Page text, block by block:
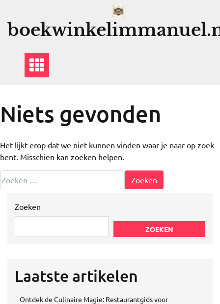
Niets gevonden
Het lijkt erop dat we niet kunnen vinden waar je naar op zoek
bent. Misschien kan zoeken helpen.
Zoeken
ZOEKEN
Laatste artikelen
Ontdek de Culinaire Magie: Restaurantgids voor